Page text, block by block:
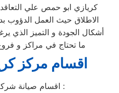
كريازي ابو حمص علي
الاطلاق حيث العمل الدؤوب
أشكال الجودة و التميز الذي
ما تحتاج في مراكز و
اقسام مركز
اقسام صيانة شركة كريازي ابو حمص :